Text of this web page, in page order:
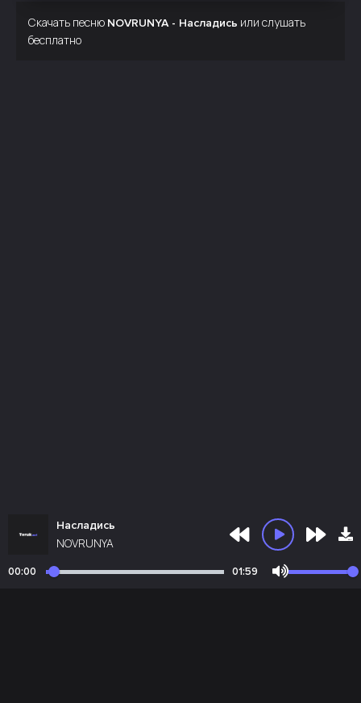
Скачать песню NOVRUNYA - Насладись или слушать
бесплатно
Насладись
NOVRUNYA
00:00 01:59